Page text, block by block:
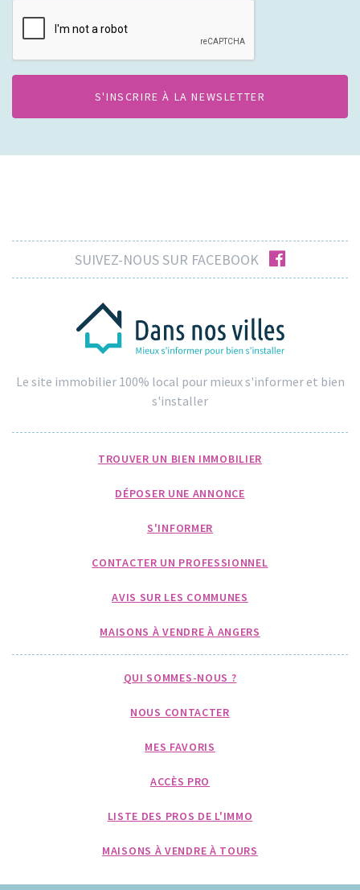
CAPTCHA
SUIVEZ-NOUS SUR FACEBOOK facebook
Le site immobilier 100% local pour mieux s'informer et bien
s'installer
TROUVER UN BIEN IMMOBILIER
DÉPOSER UNE ANNONCE
S'INFORMER
CONTACTER UN PROFESSIONNEL
AVIS SUR LES COMMUNES
MAISONS À VENDRE À ANGERS
QUI SOMMES-NOUS ?
NOUS CONTACTER
MES FAVORIS
ACCÈS PRO
LISTE DES PROS DE L'IMMO
MAISONS À VENDRE À TOURS